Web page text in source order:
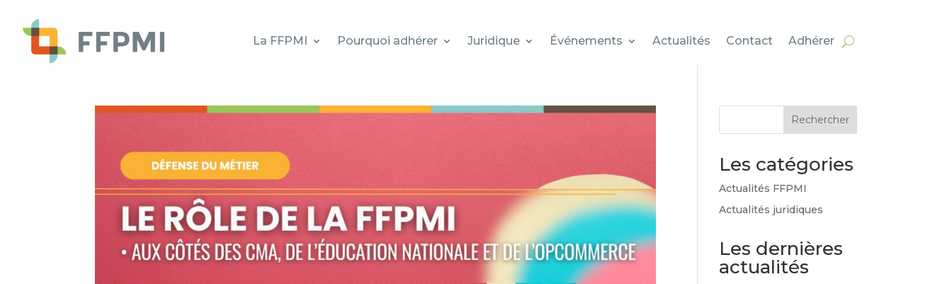
La FFPMI Pourquoi adhérer Juridique Événements Actualités Contact Adhérer
Rechercher
Les catégories
Actualités FFPMI
Actualités juridiques
Les dernières
actualités